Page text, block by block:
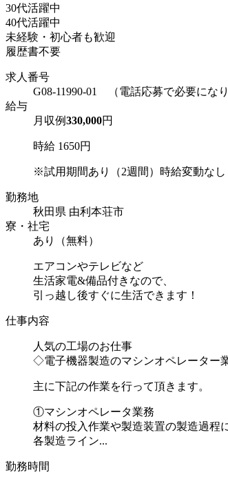
30代活躍中
40代活躍中
未経験・初心者も歓迎
履歴書不要
求人番号
G08-11990-01 （電話応募で必要になり
給与
月収例330,000円
時給 1650円
※試用期間あり（2週間）時給変動なし
勤務地
秋田県 由利本荘市
寮・社宅
あり（無料）
エアコンやテレビなど
生活家電&備品付きなので、
引っ越し後すぐに生活できます！
仕事内容
人気の工場のお仕事
◇電子機器製造のマシンオペレーター
主に下記の作業を行って頂きます。
①マシンオペレータ業務
材料の投入作業や製造装置の製造過程
各製造ライン...
勤務時間